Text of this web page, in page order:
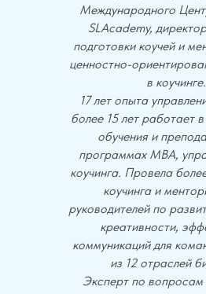
Международного
SLAcademy,
подготовки коучей и
ценностно-
в коучинге.
17 лет опыта
более 15 лет работает
обучения и
программах МВА,
коучинга. Провела
коучинга и
руководителей по
креативности,
коммуникаций для
из 12 отраслей
Эксперт по вопросам